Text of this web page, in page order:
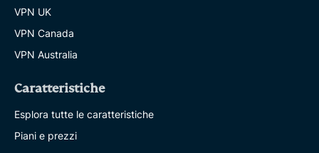
VPN UK
VPN Canada
VPN Australia
Caratteristiche
Esplora tutte le caratteristiche
Piani e prezzi